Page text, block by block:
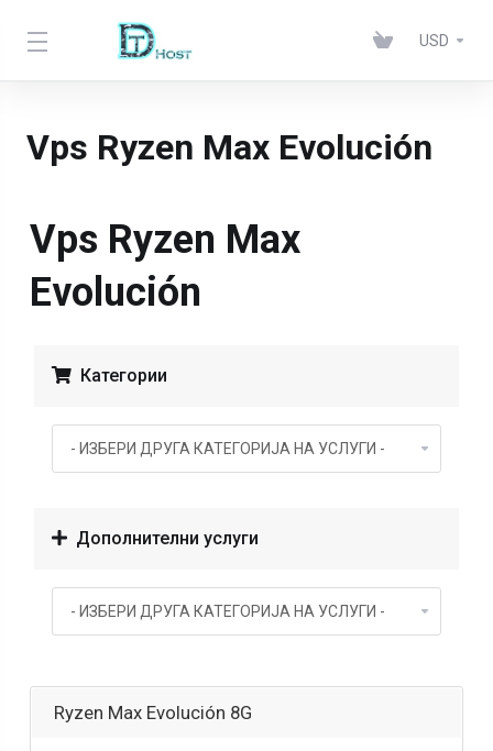
USD
Vps Ryzen Max Evolución
Vps Ryzen Max
Evolución
Категории
Дополнителни услуги
Ryzen Max Evolución 8G